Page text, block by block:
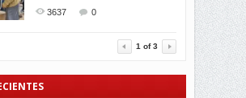
3637 0
GALARDONADA
1 of3